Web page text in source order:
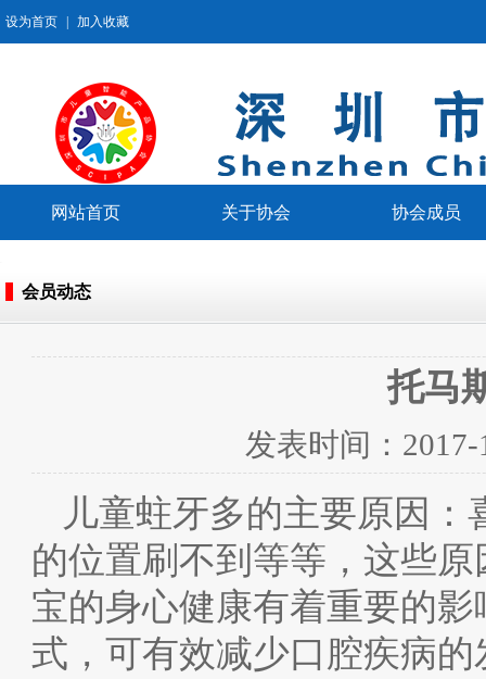
设为首页 加入收藏
网站首页 关于协会 协会成员
会员动态
托马
发表时间：
儿童蛀牙多的主要原因
的位置刷不到等等，这些
宝的身心健康有着重要的
式，可有效减少口腔疾病